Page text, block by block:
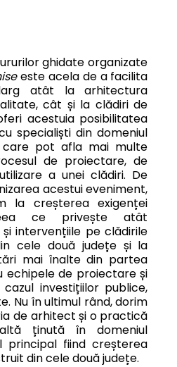
ghidate organizate
este acela de a facilita
atât la arhitectura
cât și la clădiri de
acestuia posibilitatea
specialiști din domeniul
pot afla mai multe
de proiectare, de
a unei clădiri. De
acestui eveniment,
la creșterea exigenței
ce privește atât
intervențiile pe clădirile
cele două județe și la
mai înalte din partea
de proiectare și
investițiilor publice,
Nu în ultimul rând, dorim
de arhitect și o practică
ținută în domeniul
principal fiind creșterea
din cele două județe.